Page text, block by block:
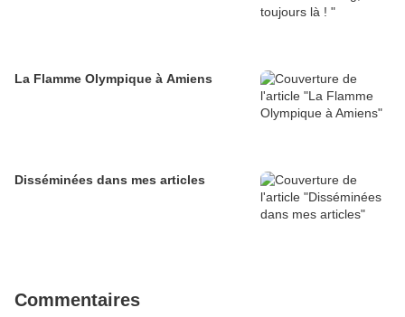
La Flamme Olympique à Amiens
Disséminées dans mes articles
Commentaires